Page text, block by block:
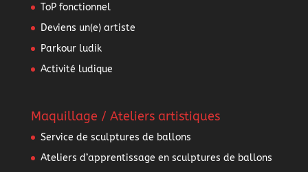
ToP fonctionnel
Deviens un(e) artiste
Parkour ludik
Activité ludique
Maquillage / Ateliers artistiques
Service de sculptures de ballons
Ateliers d’apprentissage en sculptures de ballons